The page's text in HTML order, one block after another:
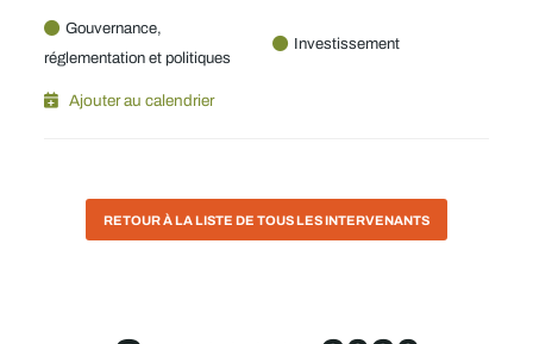
Gouvernance,
réglementation et politiques
Investissement
Ajouter au calendrier
RETOUR À LA LISTE DE TOUS LES INTERVENANTS